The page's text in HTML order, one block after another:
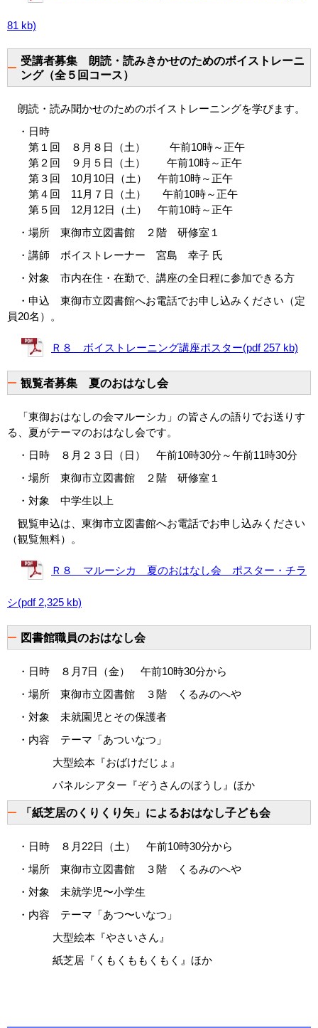
81 kb)
受講者募集 朗読・読みきかせのためのボイストレーニ
ング（全５回コース）
朗読・読み聞かせのためのボイストレーニングを学びます。
・日時
第１回 ８月８日（土） 午前10時～正午
第２回 ９月５日（土） 午前10時～正午
第３回 10月10日（土） 午前10時～正午
第４回 11月７日（土） 午前10時～正午
第５回 12月12日（土） 午前10時～正午
・場所 東御市立図書館 ２階 研修室１
・講師 ボイストレーナー 宮島 幸子 氏
・対象 市内在住・在勤で、講座の全日程に参加できる方
・申込 東御市立図書館へお電話でお申し込みください（定
員20名）。
Ｒ８ ボイストレーニング講座ポスター(pdf 257 kb)
観覧者募集 夏のおはなし会
「東御おはなしの会マルーシカ」の皆さんの語りでお送りす
る、夏がテーマのおはなし会です。
・日時 ８月２３日（日） 午前10時30分～午前11時30分
・場所 東御市立図書館 ２階 研修室１
・対象 中学生以上
観覧申込は、東御市立図書館へお電話でお申し込みください
（観覧無料）。
Ｒ８ マルーシカ 夏のおはなし会 ポスター・チラ
シ(pdf 2,325 kb)
図書館職員のおはなし会
・日時 ８月7日（金） 午前10時30分から
・場所 東御市立図書館 ３階 くるみのへや
・対象 未就園児とその保護者
・内容 テーマ「あついなつ」
大型絵本『おばけだじょ』
パネルシアター『ぞうさんのぼうし』ほか
「紙芝居のくりくり矢」によるおはなし子ども会
・日時 ８月22日（土） 午前10時30分から
・場所 東御市立図書館 ３階 くるみのへや
・対象 未就学児〜小学生
・内容 テーマ「あつ〜いなつ」
大型絵本『やさいさん』
紙芝居『くもくももくもく』ほか